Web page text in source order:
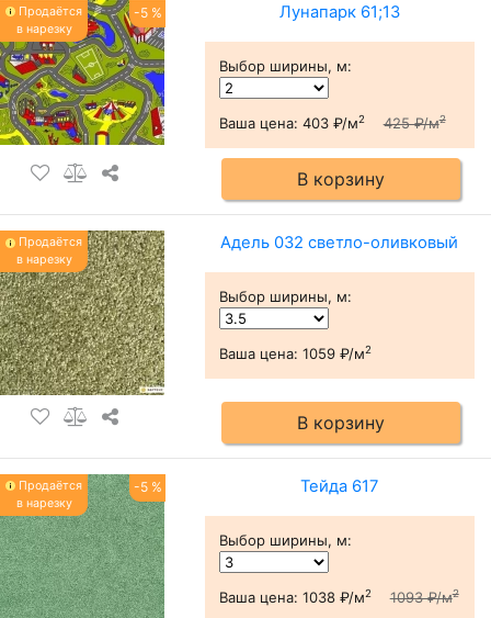
-5 %
Продаётся
в нарезку
Лунапарк 61;13
Выбор ширины, м:
Ваша цена: 403 ₽/м2 425 ₽/м2
В корзину
Продаётся
в нарезку
Адель 032 светло-оливковый
Выбор ширины, м:
Ваша цена: 1059 ₽/м2
В корзину
-5 %
Продаётся
в нарезку
Тейда 617
Выбор ширины, м:
Ваша цена: 1038 ₽/м2 1093 ₽/м2